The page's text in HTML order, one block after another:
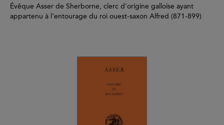
Évêque Asser de Sherborne, clerc d'origine galloise ayant
appartenu à l’entourage du roi ouest-saxon Alfred (871-899)